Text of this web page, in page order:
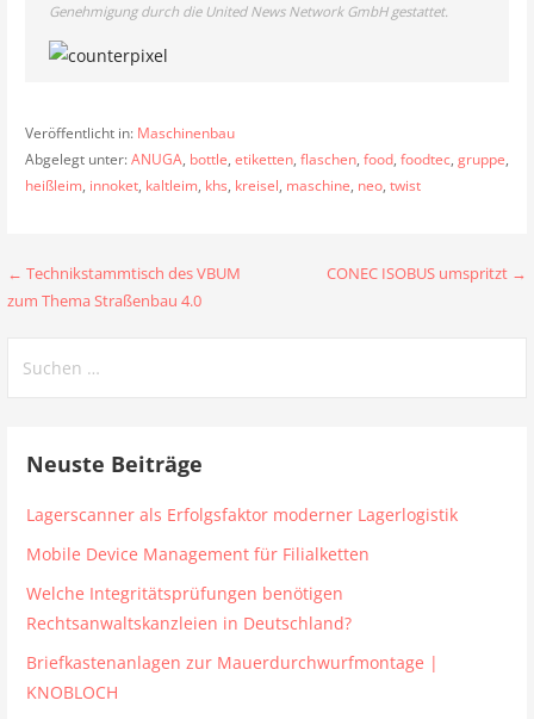
Genehmigung durch die United News Network GmbH gestattet.
Veröffentlicht in: Maschinenbau
Abgelegt unter:ANUGA, bottle, etiketten, flaschen, food, foodtec, gruppe,
heißleim, innoket, kaltleim, khs, kreisel, maschine, neo, twist
Beitragsnavigation
← Technikstammtisch des VBUM
zum Thema Straßenbau 4.0
CONEC ISOBUS umspritzt →
nach:
Neuste Beiträge
Lagerscanner als Erfolgsfaktor moderner Lagerlogistik
Mobile Device Management für Filialketten
Welche Integritätsprüfungen benötigen
Rechtsanwaltskanzleien in Deutschland?
Briefkastenanlagen zur Mauerdurchwurfmontage |
KNOBLOCH